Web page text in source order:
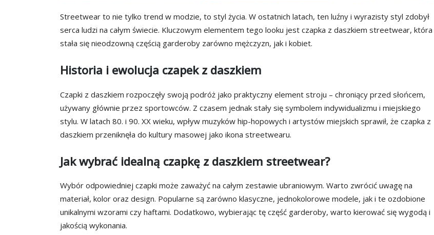
Streetwear to nie tylko trend w modzie, to styl życia. W ostatnich latach, ten luźny i wyrazisty styl zdobył
serca ludzi na całym świecie. Kluczowym elementem tego looku jest czapka z daszkiem streetwear, która
stała się nieodzowną częścią garderoby zarówno mężczyzn, jak i kobiet.
Historia i ewolucja czapek z daszkiem
Czapki z daszkiem rozpoczęły swoją podróż jako praktyczny element stroju – chroniący przed słońcem,
używany głównie przez sportowców. Z czasem jednak stały się symbolem indywidualizmu i miejskiego
stylu. W latach 80. i 90. XX wieku, wpływ muzyków hip-hopowych i artystów miejskich sprawił, że czapka z
daszkiem przeniknęła do kultury masowej jako ikona streetwearu.
Jak wybrać idealną czapkę z daszkiem streetwear?
Wybór odpowiedniej czapki może zaważyć na całym zestawie ubraniowym. Warto zwrócić uwagę na
materiał, kolor oraz design. Popularne są zarówno klasyczne, jednokolorowe modele, jak i te ozdobione
unikalnymi wzorami czy haftami. Dodatkowo, wybierając tę część garderoby, warto kierować się wygodą i
jakością wykonania.